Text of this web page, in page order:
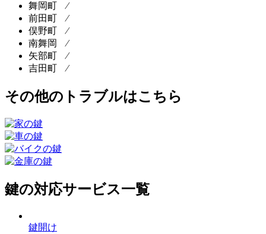
舞岡町 ⁄
前田町 ⁄
俣野町 ⁄
南舞岡 ⁄
矢部町 ⁄
吉田町 ⁄
その他のトラブルはこちら
鍵の対応サービス一覧
鍵開け